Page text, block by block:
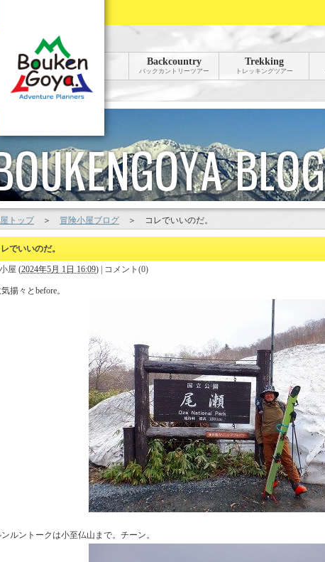
Backcountry
バックカントリーツアー
Trekking
トレッキングツアー
トップ＞ 冒険小屋ブログ ＞ コレでいいのだ。
でいいのだ。
屋 (2024年5月 1日 16:09) コメント(0)
揚々とbefore。
ンルントークは小至仏山まで。チーン。